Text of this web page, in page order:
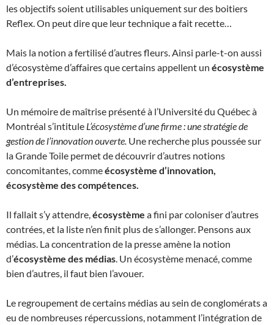
les objectifs soient utilisables uniquement sur des boitiers
Reflex. On peut dire que leur technique a fait recette…
Mais la notion a fertilisé d’autres fleurs. Ainsi parle-t-on aussi
d’écosystème d’affaires que certains appellent un écosystème
d’entreprises.
Un mémoire de maîtrise présenté à l’Université du Québec à
Montréal s’intitule L’écosystème d’une firme : une stratégie de
gestion de l’innovation ouverte. Une recherche plus poussée sur
la Grande Toile permet de découvrir d’autres notions
concomitantes, commeécosystème d’innovation,
écosystème des compétences.
Il fallait s’y attendre, écosystème a fini par coloniser d’autres
contrées, et la liste n’en finit plus de s’allonger. Pensons aux
médias. La concentration de la presse amène la notion
d’écosystème des médias . Un écosystème menacé, comme
bien d’autres, il faut bien l’avouer.
Le regroupement de certains médias au sein de conglomérats a
eu de nombreuses répercussions, notamment l’intégration de